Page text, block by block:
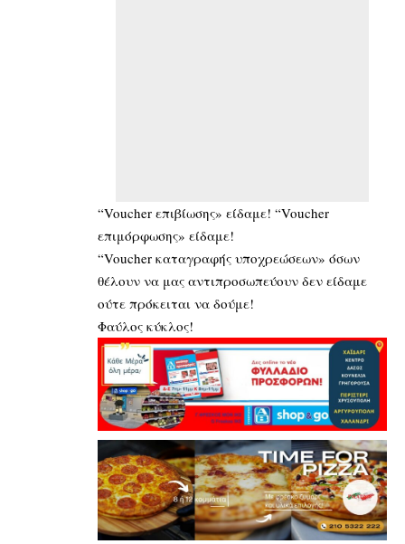
“Voucher επιβίωσης» είδαμε! “Voucher
επιμόρφωσης» είδαμε!
“Voucher καταγραφής υποχρεώσεων» όσων
θέλουν να μας αντιπροσωπεύουν δεν είδαμε
ούτε πρόκειται να δούμε!
Φαύλος κύκλος!